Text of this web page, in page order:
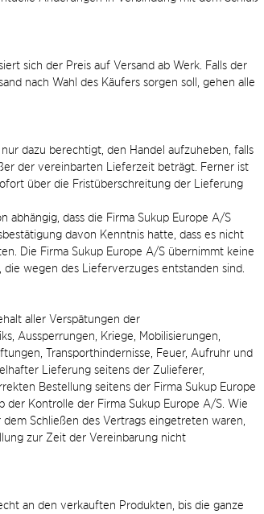
sich der Preis auf Versand ab Werk. Falls der
nach Wahl des Käufers sorgen soll, gehen alle
dazu berechtigt, den Handel aufzuheben, falls
der vereinbarten Lieferzeit beträgt. Ferner ist
über die Fristüberschreitung der Lieferung
abhängig, dass die Firma Sukup Europe A/S
davon Kenntnis hatte, dass es nicht
Die Firma Sukup Europe A/S übernimmt keine
wegen des Lieferverzuges entstanden sind.
aller Verspätungen der
Aussperrungen, Kriege, Mobilisierungen,
Transporthindernisse, Feuer, Aufruhr und
Lieferung seitens der Zulieferer,
Bestellung seitens der Firma Sukup Europe
der Kontrolle der Firma Sukup Europe A/S. Wie
Schließen des Vertrags eingetreten waren,
zur Zeit der Vereinbarung nicht
an den verkauften Produkten, bis die ganze